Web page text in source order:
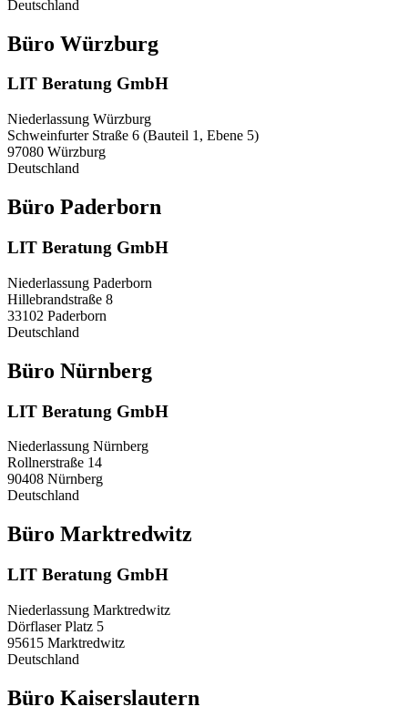
Deutschland
Büro Würzburg
LIT Beratung GmbH
Niederlassung Würzburg
Schweinfurter Straße 6 (Bauteil 1, Ebene 5)
97080 Würzburg
Deutschland
Büro Paderborn
LIT Beratung GmbH
Niederlassung Paderborn
Hillebrandstraße 8
33102 Paderborn
Deutschland
Büro Nürnberg
LIT Beratung GmbH
Niederlassung Nürnberg
Rollnerstraße 14
90408 Nürnberg
Deutschland
Büro Marktredwitz
LIT Beratung GmbH
Niederlassung Marktredwitz
Dörflaser Platz 5
95615 Marktredwitz
Deutschland
Büro Kaiserslautern